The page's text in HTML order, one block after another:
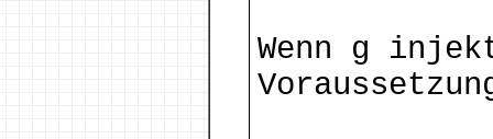
Wenn g